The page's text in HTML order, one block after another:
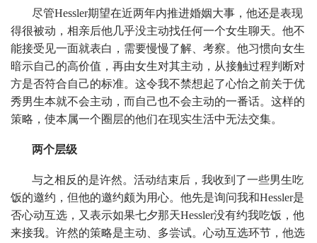
尽管Hessler期望在近两年内推进婚姻大事，他还是表现
得很被动，相亲后他几乎没主动找任何一个女生聊天。他不
能接受见一面就表白，需要慢慢了解、考察。他习惯向女生
暗示自己的高价值，再由女生对其主动，从接触过程判断对
方是否符合自己的标准。这令我不禁想起了心怡之前关于优
秀男生本就不会主动，而自己也不会主动的一番话。这样的
策略，使本属一个圈层的他们在现实生活中无法交集。
两个层级
与之相反的是许然。活动结束后，我收到了一些男生吃
饭的邀约，但他的邀约颇为用心。他先是询问我和Hessler是
否心动互选，又表示如果七夕那天Hessler没有约我吃饭，他
来接我。许然的策略是主动、多尝试。心动互选环节，他选